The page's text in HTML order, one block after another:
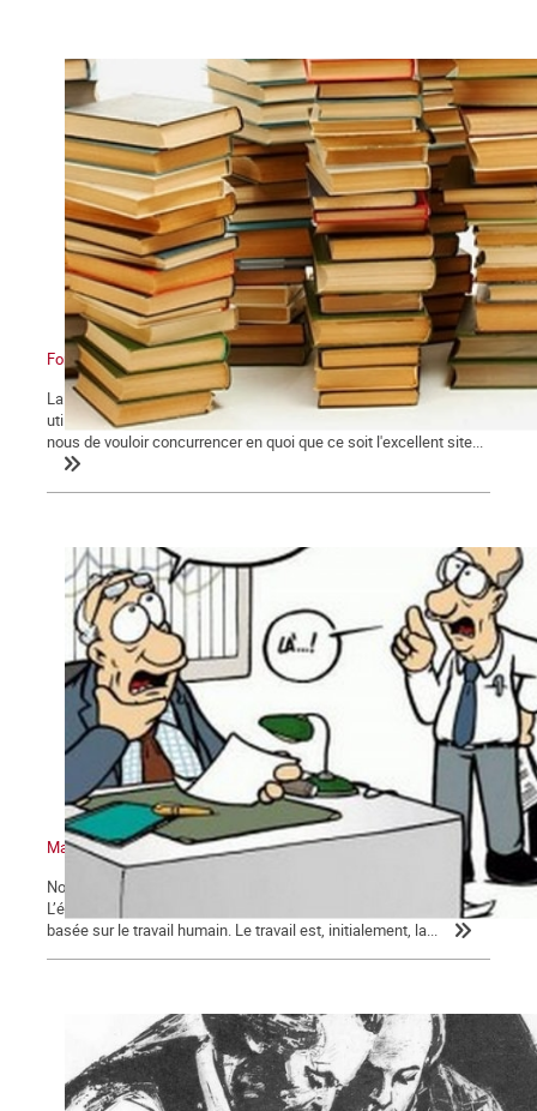
Formation - Théorie
La Commune met en ligne un certain nombre de texte théoriques
utiles et même indispensables à tout militant ouvrier. Loin de
nous de vouloir concurrencer en quoi que ce soit l'excellent site...
Marxisme économie – 2 : Retour sur quelques idées reçues
Nous poursuivons ici notre exposé sur l’économie et le marxisme.
L’économie, comme nous l’avons précédemment montré, est
basée sur le travail humain. Le travail est, initialement, la...